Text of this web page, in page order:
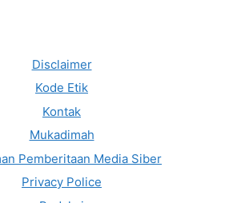
Disclaimer
Kode Etik
Kontak
Mukadimah
Pemberitaan Media Siber
Privacy Police